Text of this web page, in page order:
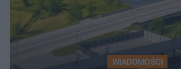
WIADOMOŚCI